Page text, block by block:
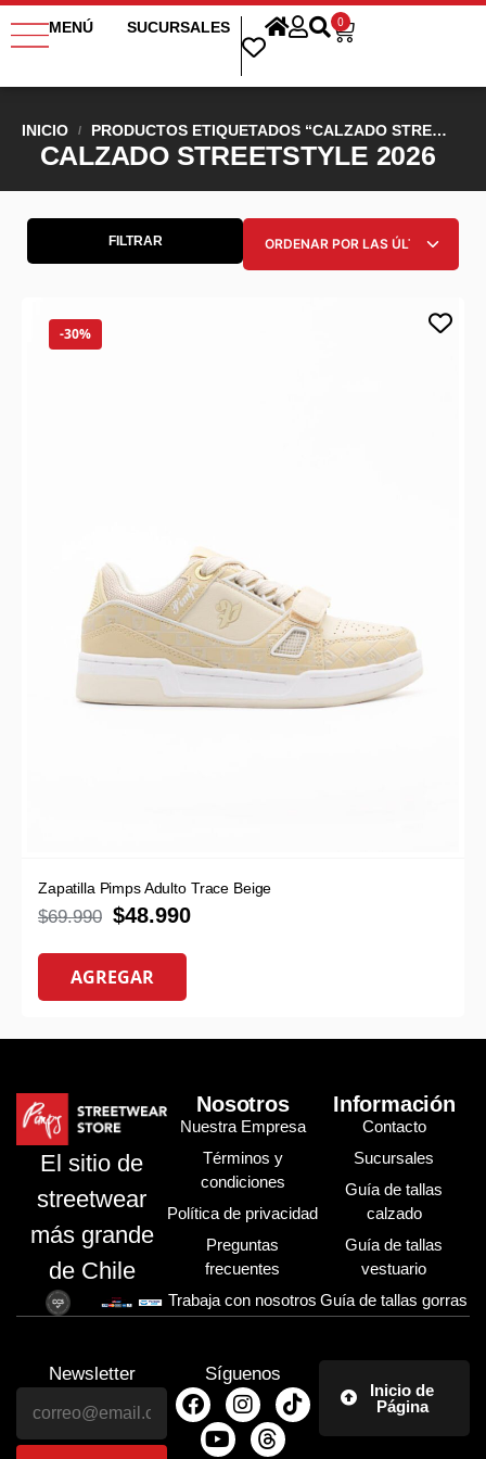
MENÚ SUCURSALES 0
INICIO / PRODUCTOS ETIQUETADOS “CALZADO STREETSTYLE 2026”
CALZADO STREETSTYLE 2026
FILTRAR
-30%
Zapatilla Pimps Adulto Trace Beige
$69.990 $48.990
AGREGAR
El sitio de
streetwear
más grande
de Chile
Nosotros
Nuestra Empresa
Términos y
condiciones
Política de privacidad
Preguntas
frecuentes
Trabaja con nosotros
Información
Contacto
Sucursales
Guía de tallas
calzado
Guía de tallas
vestuario
Guía de tallas gorras
Newsletter Síguenos
Inicio de
Página